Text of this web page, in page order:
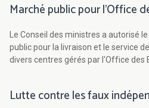
Marché public pour l'Office
Le Conseil des ministres a autorisé
public pour la livraison et le service
divers centres gérés par l'Office des
Lutte contre les faux